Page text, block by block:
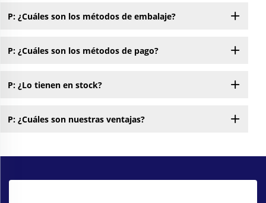
P: ¿Cuáles son los métodos de embalaje?
P: ¿Cuáles son los métodos de pago?
P: ¿Lo tienen en stock?
P: ¿Cuáles son nuestras ventajas?